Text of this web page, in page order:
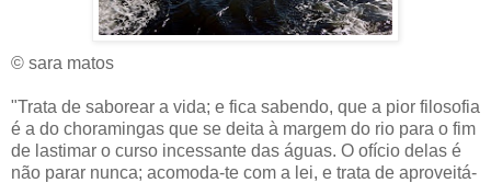
© sara matos
"Trata de saborear a vida; e fica sabendo, que a pior filosofia
é a do choramingas que se deita à margem do rio para o fim
de lastimar o curso incessante das águas. O ofício delas é
não parar nunca; acomoda-te com a lei, e trata de aproveitá-